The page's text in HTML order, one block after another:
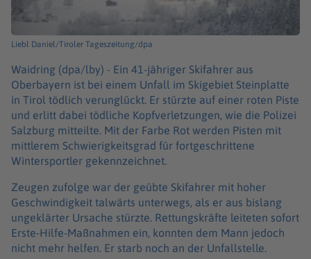
Liebl Daniel/Tiroler Tageszeitung/dpa
Waidring (dpa/lby) - Ein 41-jähriger Skifahrer aus
Oberbayern ist bei einem Unfall im Skigebiet Steinplatte
in Tirol tödlich verunglückt. Er stürzte auf einer roten Piste
und erlitt dabei tödliche Kopfverletzungen, wie die Polizei
Salzburg mitteilte. Mit der Farbe Rot werden Pisten mit
mittlerem Schwierigkeitsgrad für fortgeschrittene
Wintersportler gekennzeichnet.
Zeugen zufolge war der geübte Skifahrer mit hoher
Geschwindigkeit talwärts unterwegs, als er aus bislang
ungeklärter Ursache stürzte. Rettungskräfte leiteten sofort
Erste-Hilfe-Maßnahmen ein, konnten dem Mann jedoch
nicht mehr helfen. Er starb noch an der Unfallstelle.